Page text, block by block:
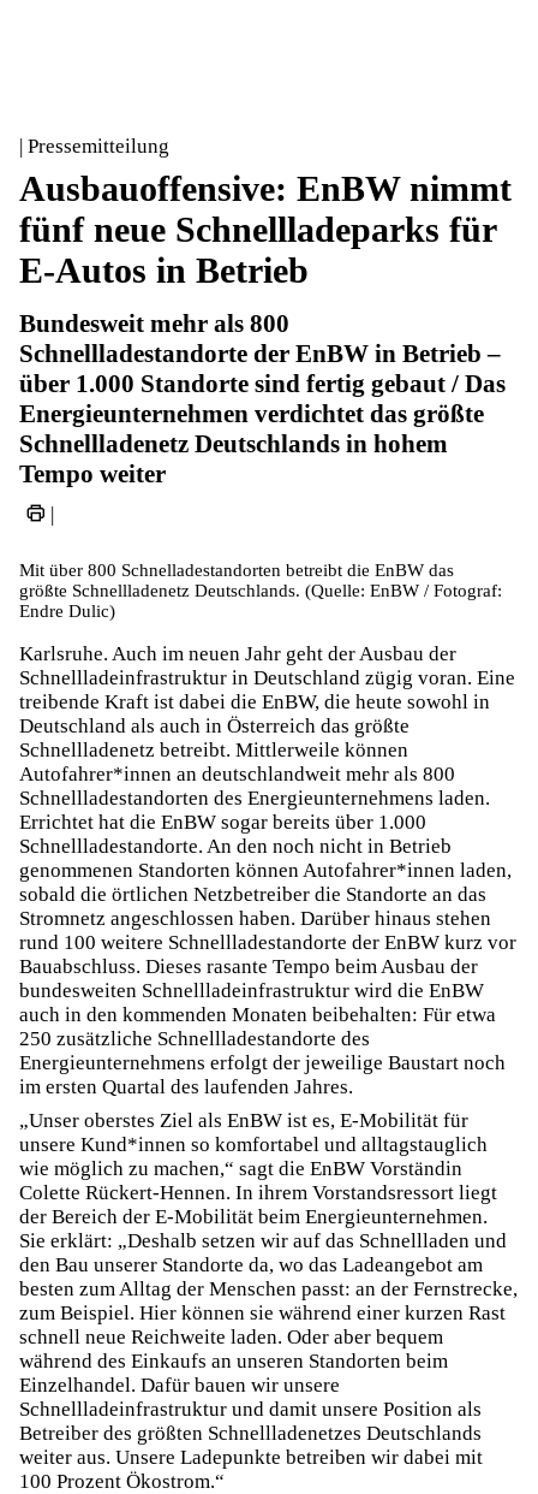
| Pressemitteilung
Ausbauoffensive: EnBW nimmt
fünf neue Schnellladeparks für
E-Autos in Betrieb
Bundesweit mehr als 800
Schnellladestandorte der EnBW in Betrieb –
über 1.000 Standorte sind fertig gebaut / Das
Energieunternehmen verdichtet das größte
Schnellladenetz Deutschlands in hohem
Tempo weiter
|
Mit über 800 Schnelladestandorten betreibt die EnBW das
größte Schnellladenetz Deutschlands. (Quelle: EnBW / Fotograf:
Endre Dulic)
Karlsruhe. Auch im neuen Jahr geht der Ausbau der
Schnellladeinfrastruktur in Deutschland zügig voran. Eine
treibende Kraft ist dabei die EnBW, die heute sowohl in
Deutschland als auch in Österreich das größte
Schnellladenetz betreibt. Mittlerweile können
Autofahrer*innen an deutschlandweit mehr als 800
Schnellladestandorten des Energieunternehmens laden.
Errichtet hat die EnBW sogar bereits über 1.000
Schnellladestandorte. An den noch nicht in Betrieb
genommenen Standorten können Autofahrer*innen laden,
sobald die örtlichen Netzbetreiber die Standorte an das
Stromnetz angeschlossen haben. Darüber hinaus stehen
rund 100 weitere Schnellladestandorte der EnBW kurz vor
Bauabschluss. Dieses rasante Tempo beim Ausbau der
bundesweiten Schnellladeinfrastruktur wird die EnBW
auch in den kommenden Monaten beibehalten: Für etwa
250 zusätzliche Schnellladestandorte des
Energieunternehmens erfolgt der jeweilige Baustart noch
im ersten Quartal des laufenden Jahres.
„Unser oberstes Ziel als EnBW ist es, E-Mobilität für
unsere Kund*innen so komfortabel und alltagstauglich
wie möglich zu machen,“ sagt die EnBW Vorständin
Colette Rückert-Hennen. In ihrem Vorstandsressort liegt
der Bereich der E-Mobilität beim Energieunternehmen.
Sie erklärt: „Deshalb setzen wir auf das Schnellladen und
den Bau unserer Standorte da, wo das Ladeangebot am
besten zum Alltag der Menschen passt: an der Fernstrecke,
zum Beispiel. Hier können sie während einer kurzen Rast
schnell neue Reichweite laden. Oder aber bequem
während des Einkaufs an unseren Standorten beim
Einzelhandel. Dafür bauen wir unsere
Schnellladeinfrastruktur und damit unsere Position als
Betreiber des größten Schnellladenetzes Deutschlands
weiter aus. Unsere Ladepunkte betreiben wir dabei mit
100 Prozent Ökostrom.“